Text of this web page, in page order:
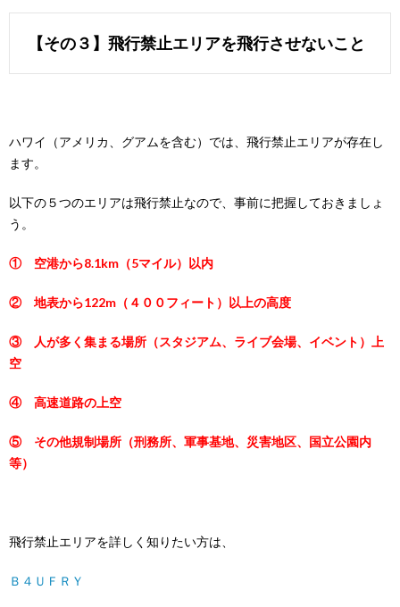
【その３】飛行禁止エリアを飛行させないこと
ハワイ（アメリカ、グアムを含む）では、飛行禁止エリアが存在し
ます。
以下の５つのエリアは飛行禁止なので、事前に把握しておきましょ
う。
① 空港から8.1km（5マイル）以内
② 地表から122m（４００フィート）以上の高度
③ 人が多く集まる場所（スタジアム、ライブ会場、イベント）上
空
④ 高速道路の上空
⑤ その他規制場所（刑務所、軍事基地、災害地区、国立公園内
等）
飛行禁止エリアを詳しく知りたい方は、
Ｂ４ＵＦＲＹ